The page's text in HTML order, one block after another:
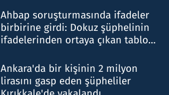
Ahbap soruşturmasında ifadeler
birbirine girdi: Dokuz şüphelinin
ifadelerinden ortaya çıkan tablo
Ankara'da bir kişinin 2 milyon
lirasını gasp eden şüpheliler